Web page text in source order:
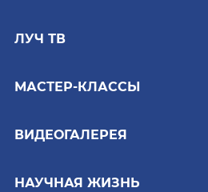
ЛУЧ ТВ
МАСТЕР-КЛАССЫ
ВИДЕОГАЛЕРЕЯ
НАУЧНАЯ ЖИЗНЬ